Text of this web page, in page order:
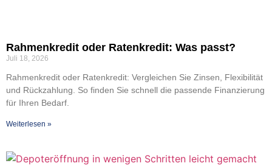
Rah­men­kre­dit oder Raten­kre­dit: Was passt?
Juli 18, 2026
Rah­men­kre­dit oder Raten­kre­dit: Ver­glei­chen Sie Zin­sen, Fle­xi­bi­li­tät
und Rück­zah­lung. So fin­den Sie schnell die pas­sen­de Finan­zie­rung
für Ihren Bedarf.
Wei­ter­le­sen »